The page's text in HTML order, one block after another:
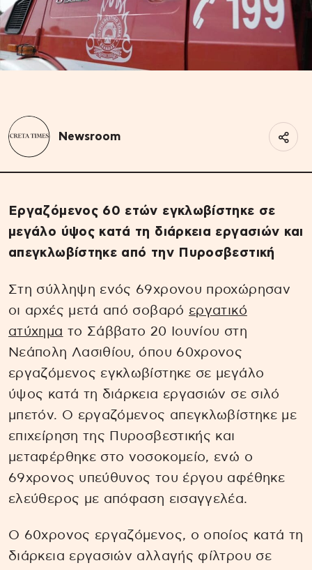
Newsroom
Εργαζόμενος 60 ετών εγκλωβίστηκε σε
μεγάλο ύψος κατά τη διάρκεια εργασιών και
απεγκλωβίστηκε από την Πυροσβεστική
Στη σύλληψη ενός 69χρονου προχώρησαν
οι αρχές μετά από σοβαρό εργατικό
ατύχημα το Σάββατο 20 Ιουνίου στη
Νεάπολη Λασιθίου, όπου 60χρονος
εργαζόμενος εγκλωβίστηκε σε μεγάλο
ύψος κατά τη διάρκεια εργασιών σε σιλό
μπετόν. Ο εργαζόμενος απεγκλωβίστηκε με
επιχείρηση της Πυροσβεστικής και
μεταφέρθηκε στο νοσοκομείο, ενώ ο
69χρονος υπεύθυνος του έργου αφέθηκε
ελεύθερος με απόφαση εισαγγελέα.
Ο 60χρονος εργαζόμενος, ο οποίος κατά τη
διάρκεια εργασιών αλλαγής φίλτρου σε